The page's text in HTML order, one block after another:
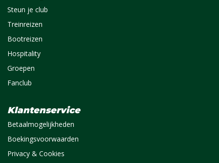
Steun je club
Treinreizen
Bootreizen
Hospitality
Groepen
Fanclub
Klantenservice
Betaalmogelijkheden
Boekingsvoorwaarden
Privacy & Cookies